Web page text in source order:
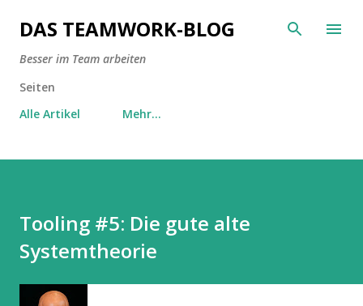
Direkt zum Hauptbereich
DAS TEAMWORK-BLOG
Besser im Team arbeiten
Seiten
Alle Artikel
Mehr…
Tooling #5: Die gute alte
Systemtheorie